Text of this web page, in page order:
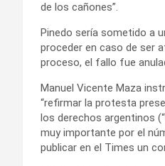
de los cañones”.
Pinedo sería sometido a
proceder en caso de ser
proceso, el fallo fue
Manuel Vicente Maza
“refirmar la protesta
los derechos argentinos
muy importante por el
publicar en el Times un